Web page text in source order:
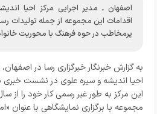
اصفهان ـ مدیر اجرایی مرکز احیا
اقدامات این مجموعه از جمله تولیدات
پرمخاطب در حوه فرهنگ با محوریت
به گزارش خبرنگارخبرگزاری رسا در اصفهان،
احیا اندیشه و سیره علوی در نشست خبری
این مرکز به طور غیر رسمی کار خود را از
مجموعه با برگزاری نمایشگاهی با عنوان